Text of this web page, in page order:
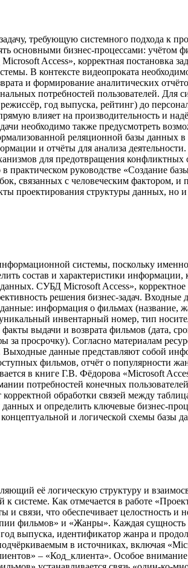
требующую системного подхода к
основными бизнес-процессами:
Access», корректная постановка
В контексте видеопроката
и формирование аналитических
потребностей пользователей. Для
год выпуска, рейтинг) до
влияет на производительность и
необходимо также предусмотреть
реляционной базы данных в
и отчёты для анализа
для предотвращения
практическом руководстве «Создание
связанных с человеческим фактором,
проектирования структуры данных, но
системы, поскольку
состав и характеристики
СУБД Microsoft Access»,
решения бизнес-задач. Входные
информация о фильмах (название,
инвентарный номер, тип
выдачи и возврата фильмов (дата,
просрочку). Согласно материалам
данные представляют собой
фильмов, отчёт о популярности
в книге Г.В. Фёдорова «Microsoft
потребностей конечных
обработки связей между
и определить ключевые бизнес-
и логической схемы базы
её логическую структуру и
системе. Как отмечается в работе
связи, что обеспечивает целостность
и «Жанры». Каждая сущность
выпуска, идентификатор жанра и
в источниках, включая
– «Код_клиента». Особое внимание